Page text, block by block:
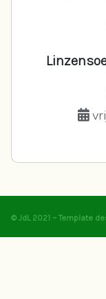
© JdL 2021 ~ Template